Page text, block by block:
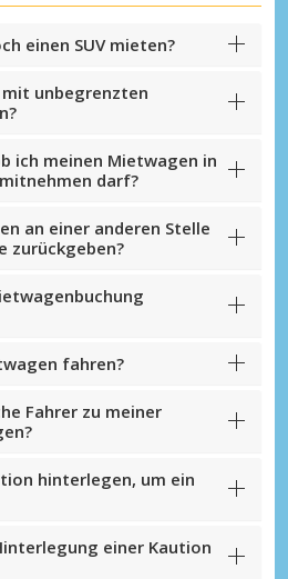
einen SUV mieten?
unbegrenzten
ich meinen Mietwagen in
darf?
an einer anderen Stelle
zurückgeben?
fahren?
Fahrer zu meiner
hinterlegen, um ein
einer Kaution